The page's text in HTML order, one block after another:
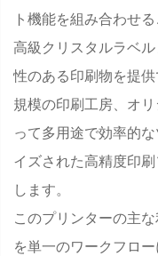
ト機能を組み合わせ
高級クリスタルラベ
性のある印刷物を提
規模の印刷工房、オ
って多用途で効率的
イズされた高精度印
します。
このプリンターの主
を単一のワークフロ